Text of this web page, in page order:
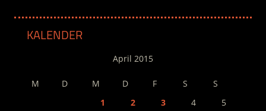
KALENDER
April 2015
M D M D F S
S
1
2 3 4
5